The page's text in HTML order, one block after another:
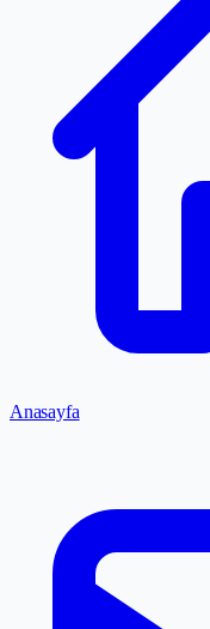
Anasayfa